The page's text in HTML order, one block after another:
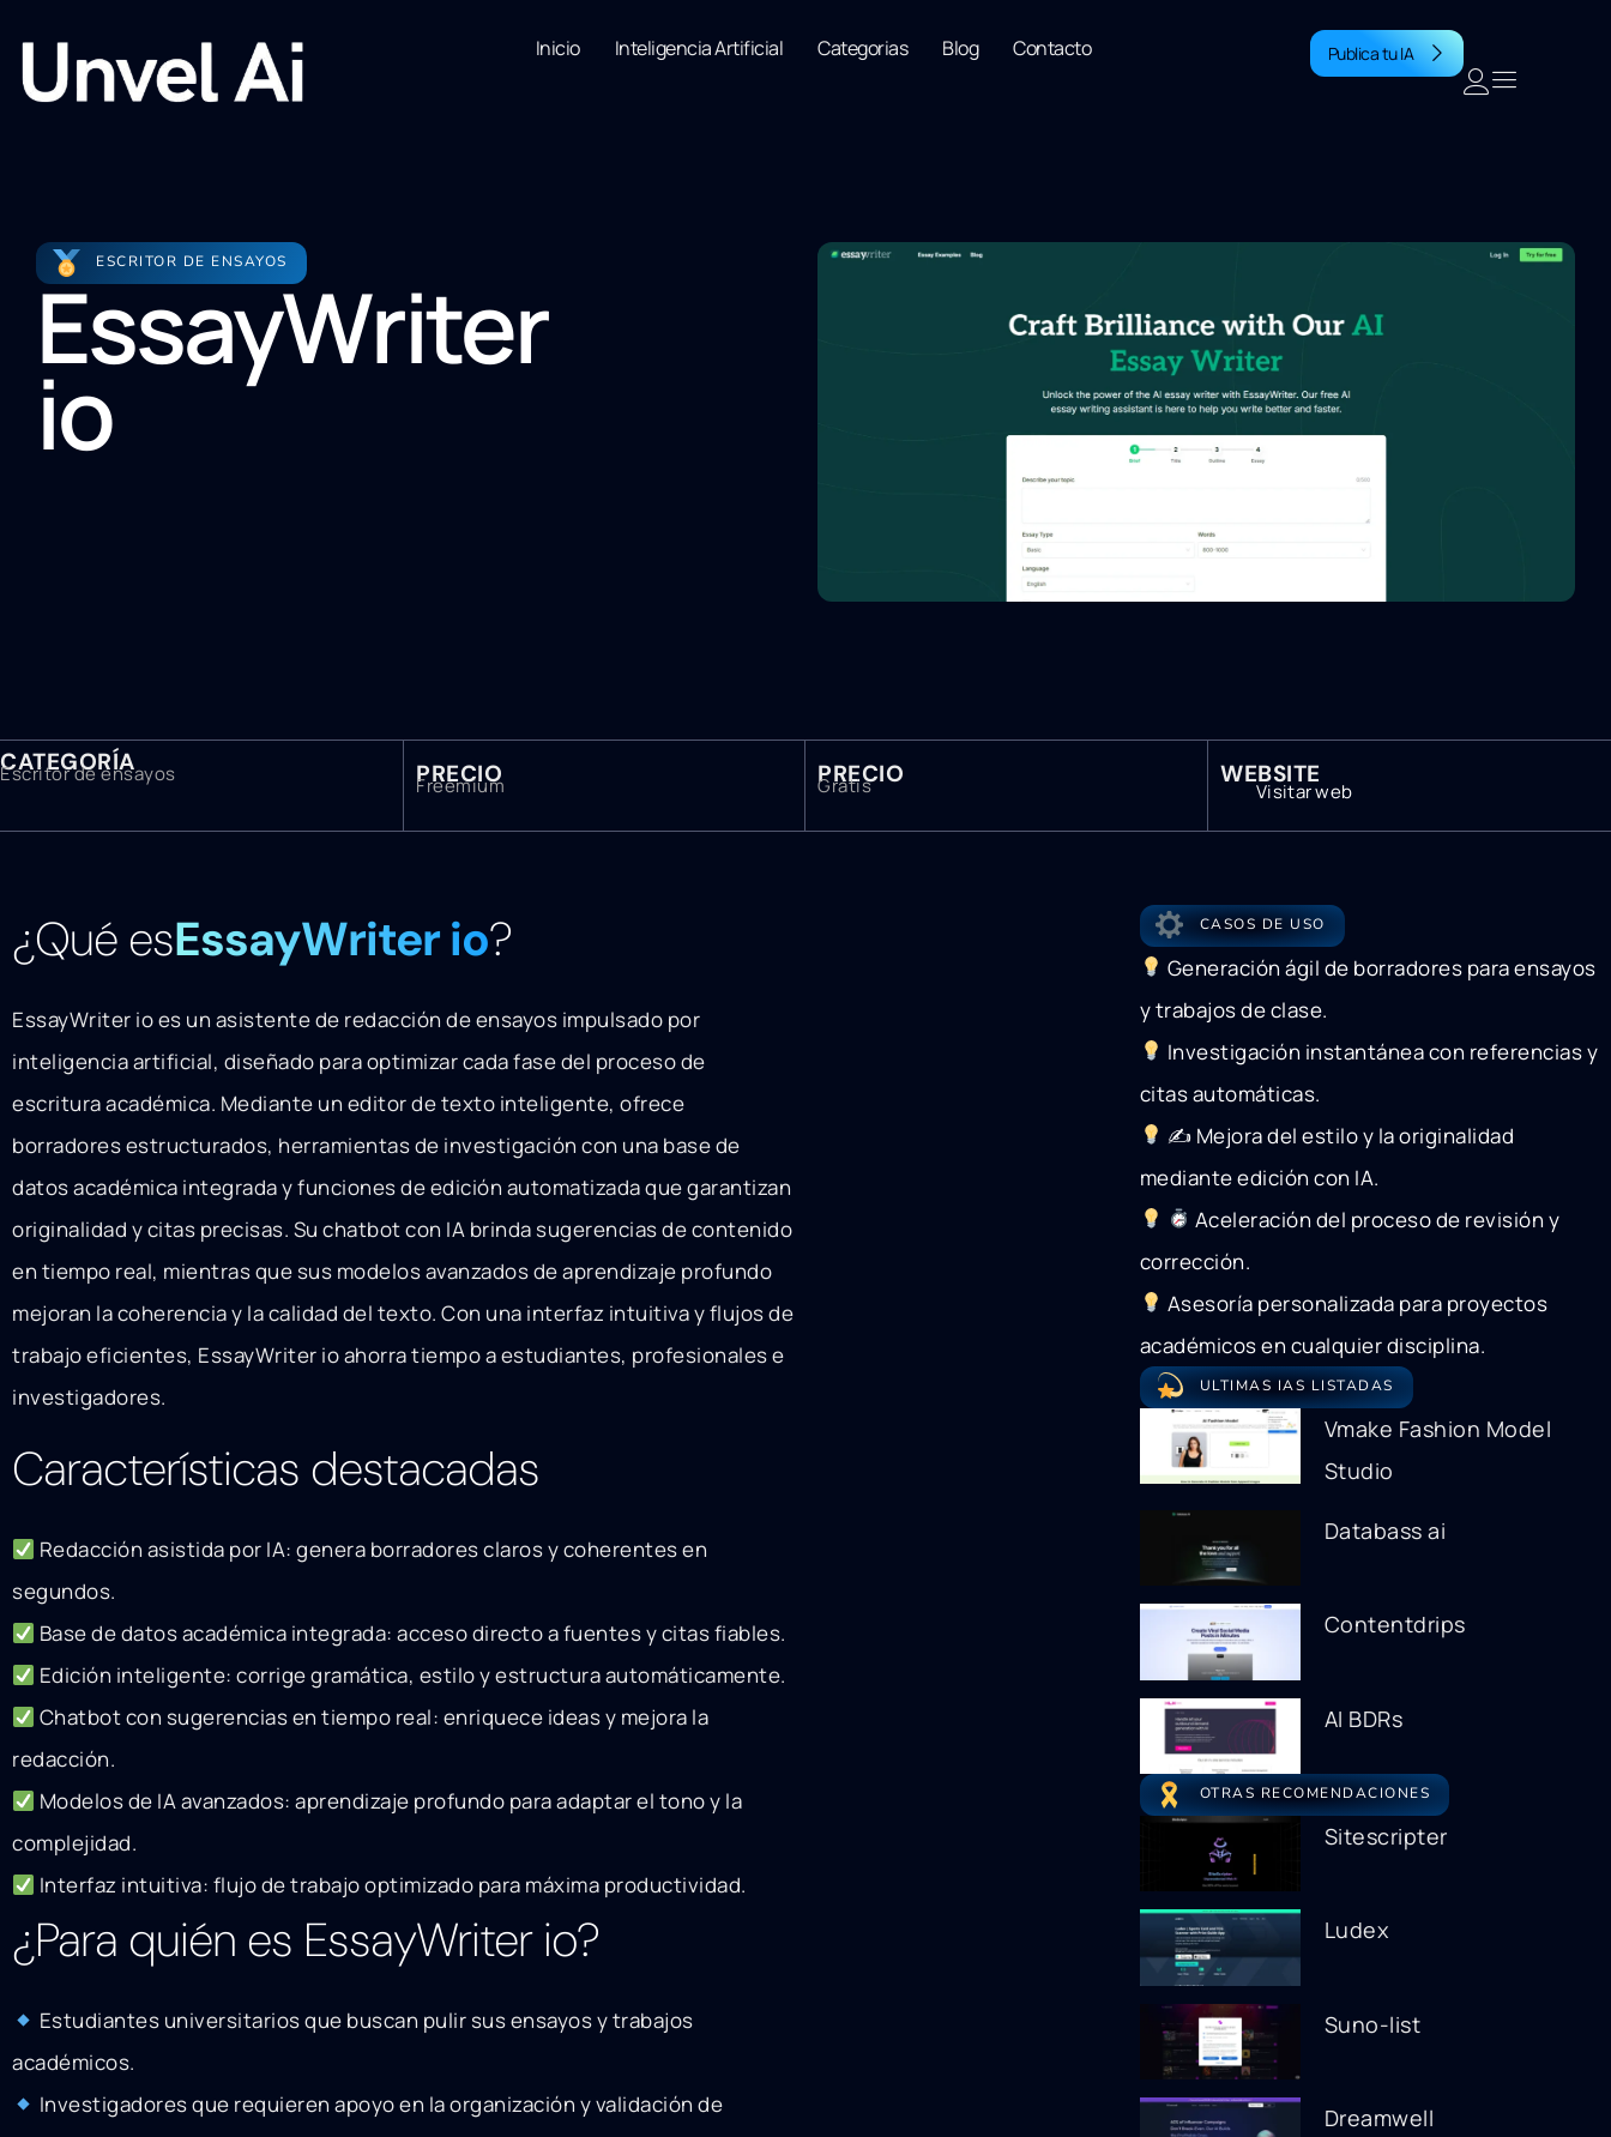
Inicio Inteligencia Artificial Categorias Blog Contacto Publica tu IA
ESCRITOR DE ENSAYOS
EssayWriter
io
CATEGORÍA
Escritor de ensayos PRECIO
Freemium PRECIO
Gratis WEBSITE
Visitar web
¿Qué esEssayWriter io?
EssayWriter io es un asistente de redacción de ensayos impulsado por
inteligencia artificial, diseñado para optimizar cada fase del proceso de
escritura académica. Mediante un editor de texto inteligente, ofrece
borradores estructurados, herramientas de investigación con una base de
datos académica integrada y funciones de edición automatizada que garantizan
originalidad y citas precisas. Su chatbot con IA brinda sugerencias de contenido
en tiempo real, mientras que sus modelos avanzados de aprendizaje profundo
mejoran la coherencia y la calidad del texto. Con una interfaz intuitiva y flujos de
trabajo eficientes, EssayWriter io ahorra tiempo a estudiantes, profesionales e
investigadores.
Características destacadas
Redacción asistida por IA: genera borradores claros y coherentes en
segundos.
Base de datos académica integrada: acceso directo a fuentes y citas fiables.
Edición inteligente: corrige gramática, estilo y estructura automáticamente.
Chatbot con sugerencias en tiempo real: enriquece ideas y mejora la
redacción.
Modelos de IA avanzados: aprendizaje profundo para adaptar el tono y la
complejidad.
Interfaz intuitiva: flujo de trabajo optimizado para máxima productividad.
¿Para quién es EssayWriter io?
Estudiantes universitarios que buscan pulir sus ensayos y trabajos
académicos.
Investigadores que requieren apoyo en la organización y validación de
CASOS DE USO
Generación ágil de borradores para ensayos
y trabajos de clase.
Investigación instantánea con referencias y
citas automáticas.
✍ Mejora del estilo y la originalidad
mediante edición con IA.
Aceleración del proceso de revisión y
corrección.
Asesoría personalizada para proyectos
académicos en cualquier disciplina.
ULTIMAS IAS LISTADAS
Vmake Fashion Model
Studio
Databass ai
Contentdrips
AI BDRs
OTRAS RECOMENDACIONES
Sitescripter
Ludex
Suno-list
Dreamwell